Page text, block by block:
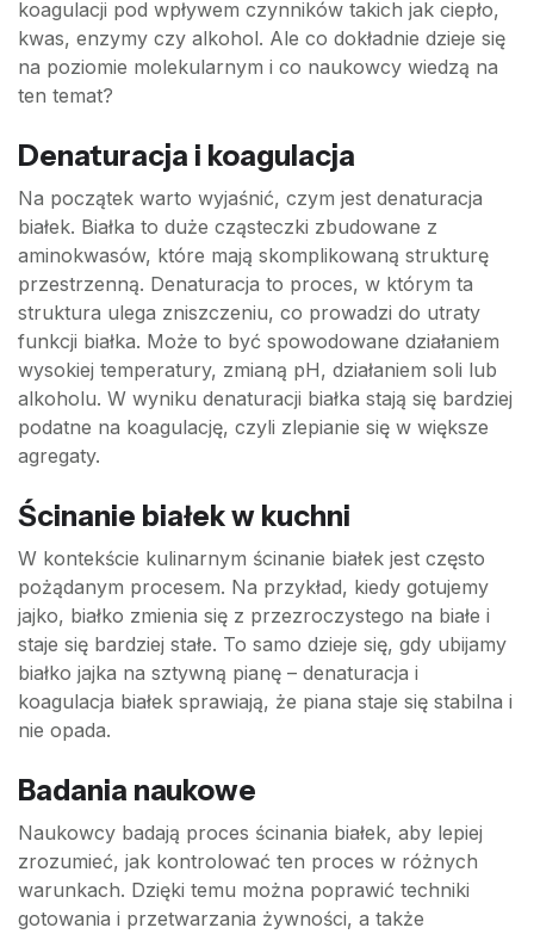
koagulacji pod wpływem czynników takich jak ciepło,
kwas, enzymy czy alkohol. Ale co dokładnie dzieje się
na poziomie molekularnym i co naukowcy wiedzą na
ten temat?
Denaturacja i koagulacja
Na początek warto wyjaśnić, czym jest denaturacja
białek. Białka to duże cząsteczki zbudowane z
aminokwasów, które mają skomplikowaną strukturę
przestrzenną. Denaturacja to proces, w którym ta
struktura ulega zniszczeniu, co prowadzi do utraty
funkcji białka. Może to być spowodowane działaniem
wysokiej temperatury, zmianą pH, działaniem soli lub
alkoholu. W wyniku denaturacji białka stają się bardziej
podatne na koagulację, czyli zlepianie się w większe
agregaty.
Ścinanie białek w kuchni
W kontekście kulinarnym ścinanie białek jest często
pożądanym procesem. Na przykład, kiedy gotujemy
jajko, białko zmienia się z przezroczystego na białe i
staje się bardziej stałe. To samo dzieje się, gdy ubijamy
białko jajka na sztywną pianę – denaturacja i
koagulacja białek sprawiają, że piana staje się stabilna i
nie opada.
Badania naukowe
Naukowcy badają proces ścinania białek, aby lepiej
zrozumieć, jak kontrolować ten proces w różnych
warunkach. Dzięki temu można poprawić techniki
gotowania i przetwarzania żywności, a także